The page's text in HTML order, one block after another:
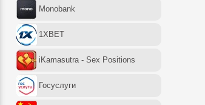
Monobank
1XBET
iKamasutra - Sex Positions
Госуслуги